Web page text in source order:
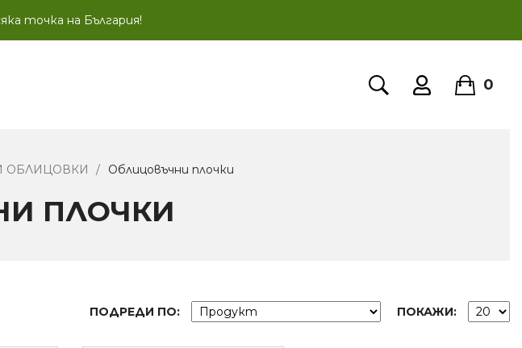
точка на България!
0
ОБЛИЦОВКИ Облицовъчни плочки
ПЛОЧКИ
ПОДРЕДИ ПО: ПОКАЖИ: